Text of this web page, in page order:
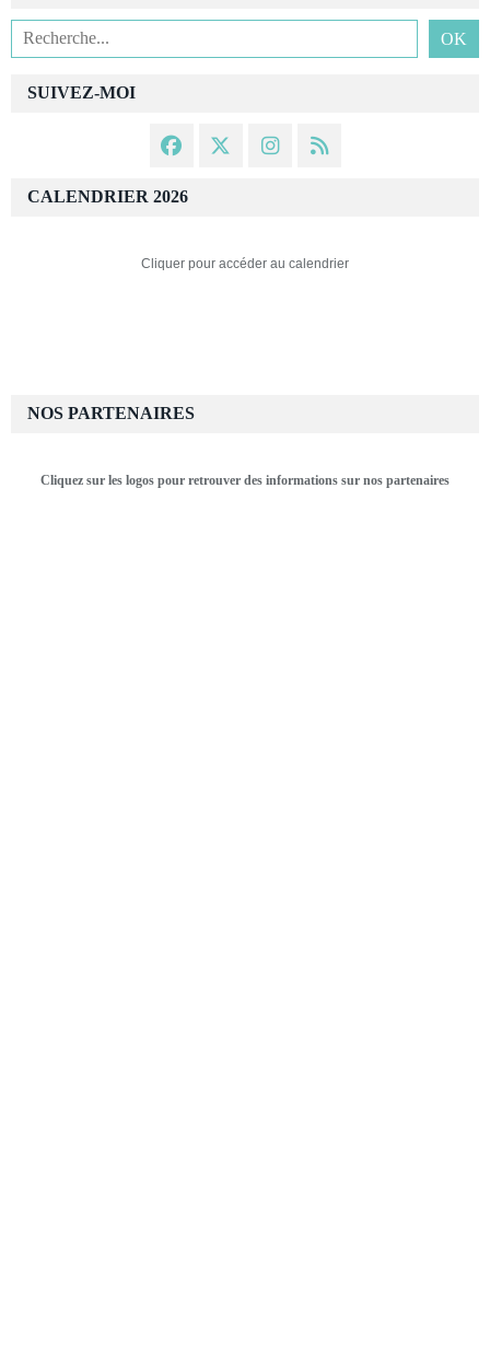
SUIVEZ-MOI
CALENDRIER 2026
Cliquer pour accéder au calendrier
NOS PARTENAIRES
Cliquez sur les logos pour retrouver des informations sur nos partenaires